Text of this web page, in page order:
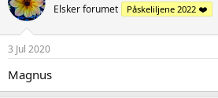
Elsker forumet Påskeliljene 2022 ❤️
3 Jul 2020
Magnus